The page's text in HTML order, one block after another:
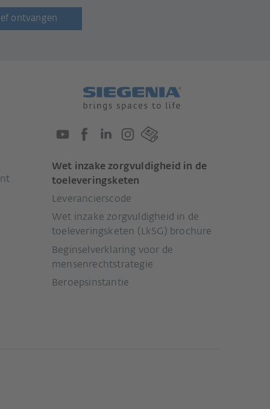
ontvangen
Wet inzake zorgvuldigheid in de
toeleveringsketen
Leverancierscode
Wet inzake zorgvuldigheid in de
toeleveringsketen (LkSG) brochure
Beginselverklaring voor de
mensenrechtstrategie
Beroepsinstantie